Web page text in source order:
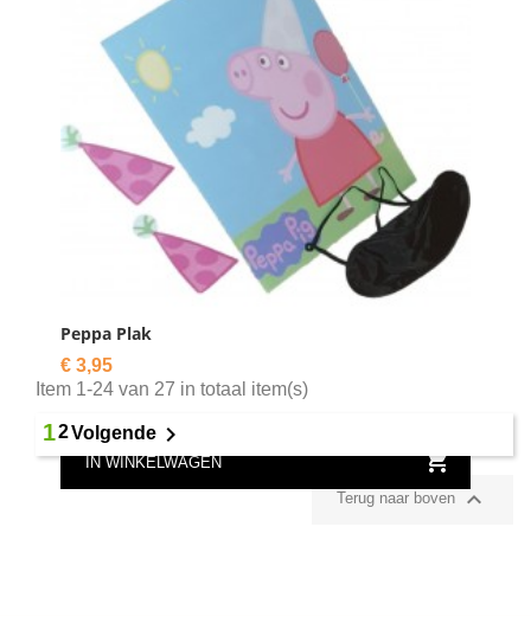
IN WINKELWAGEN
Peppa Plak
Prijs
€ 3,95
IN WINKELWAGEN 
Item 1-24 van 27 in totaal item(s)
12Volgende 
Terug naar boven 